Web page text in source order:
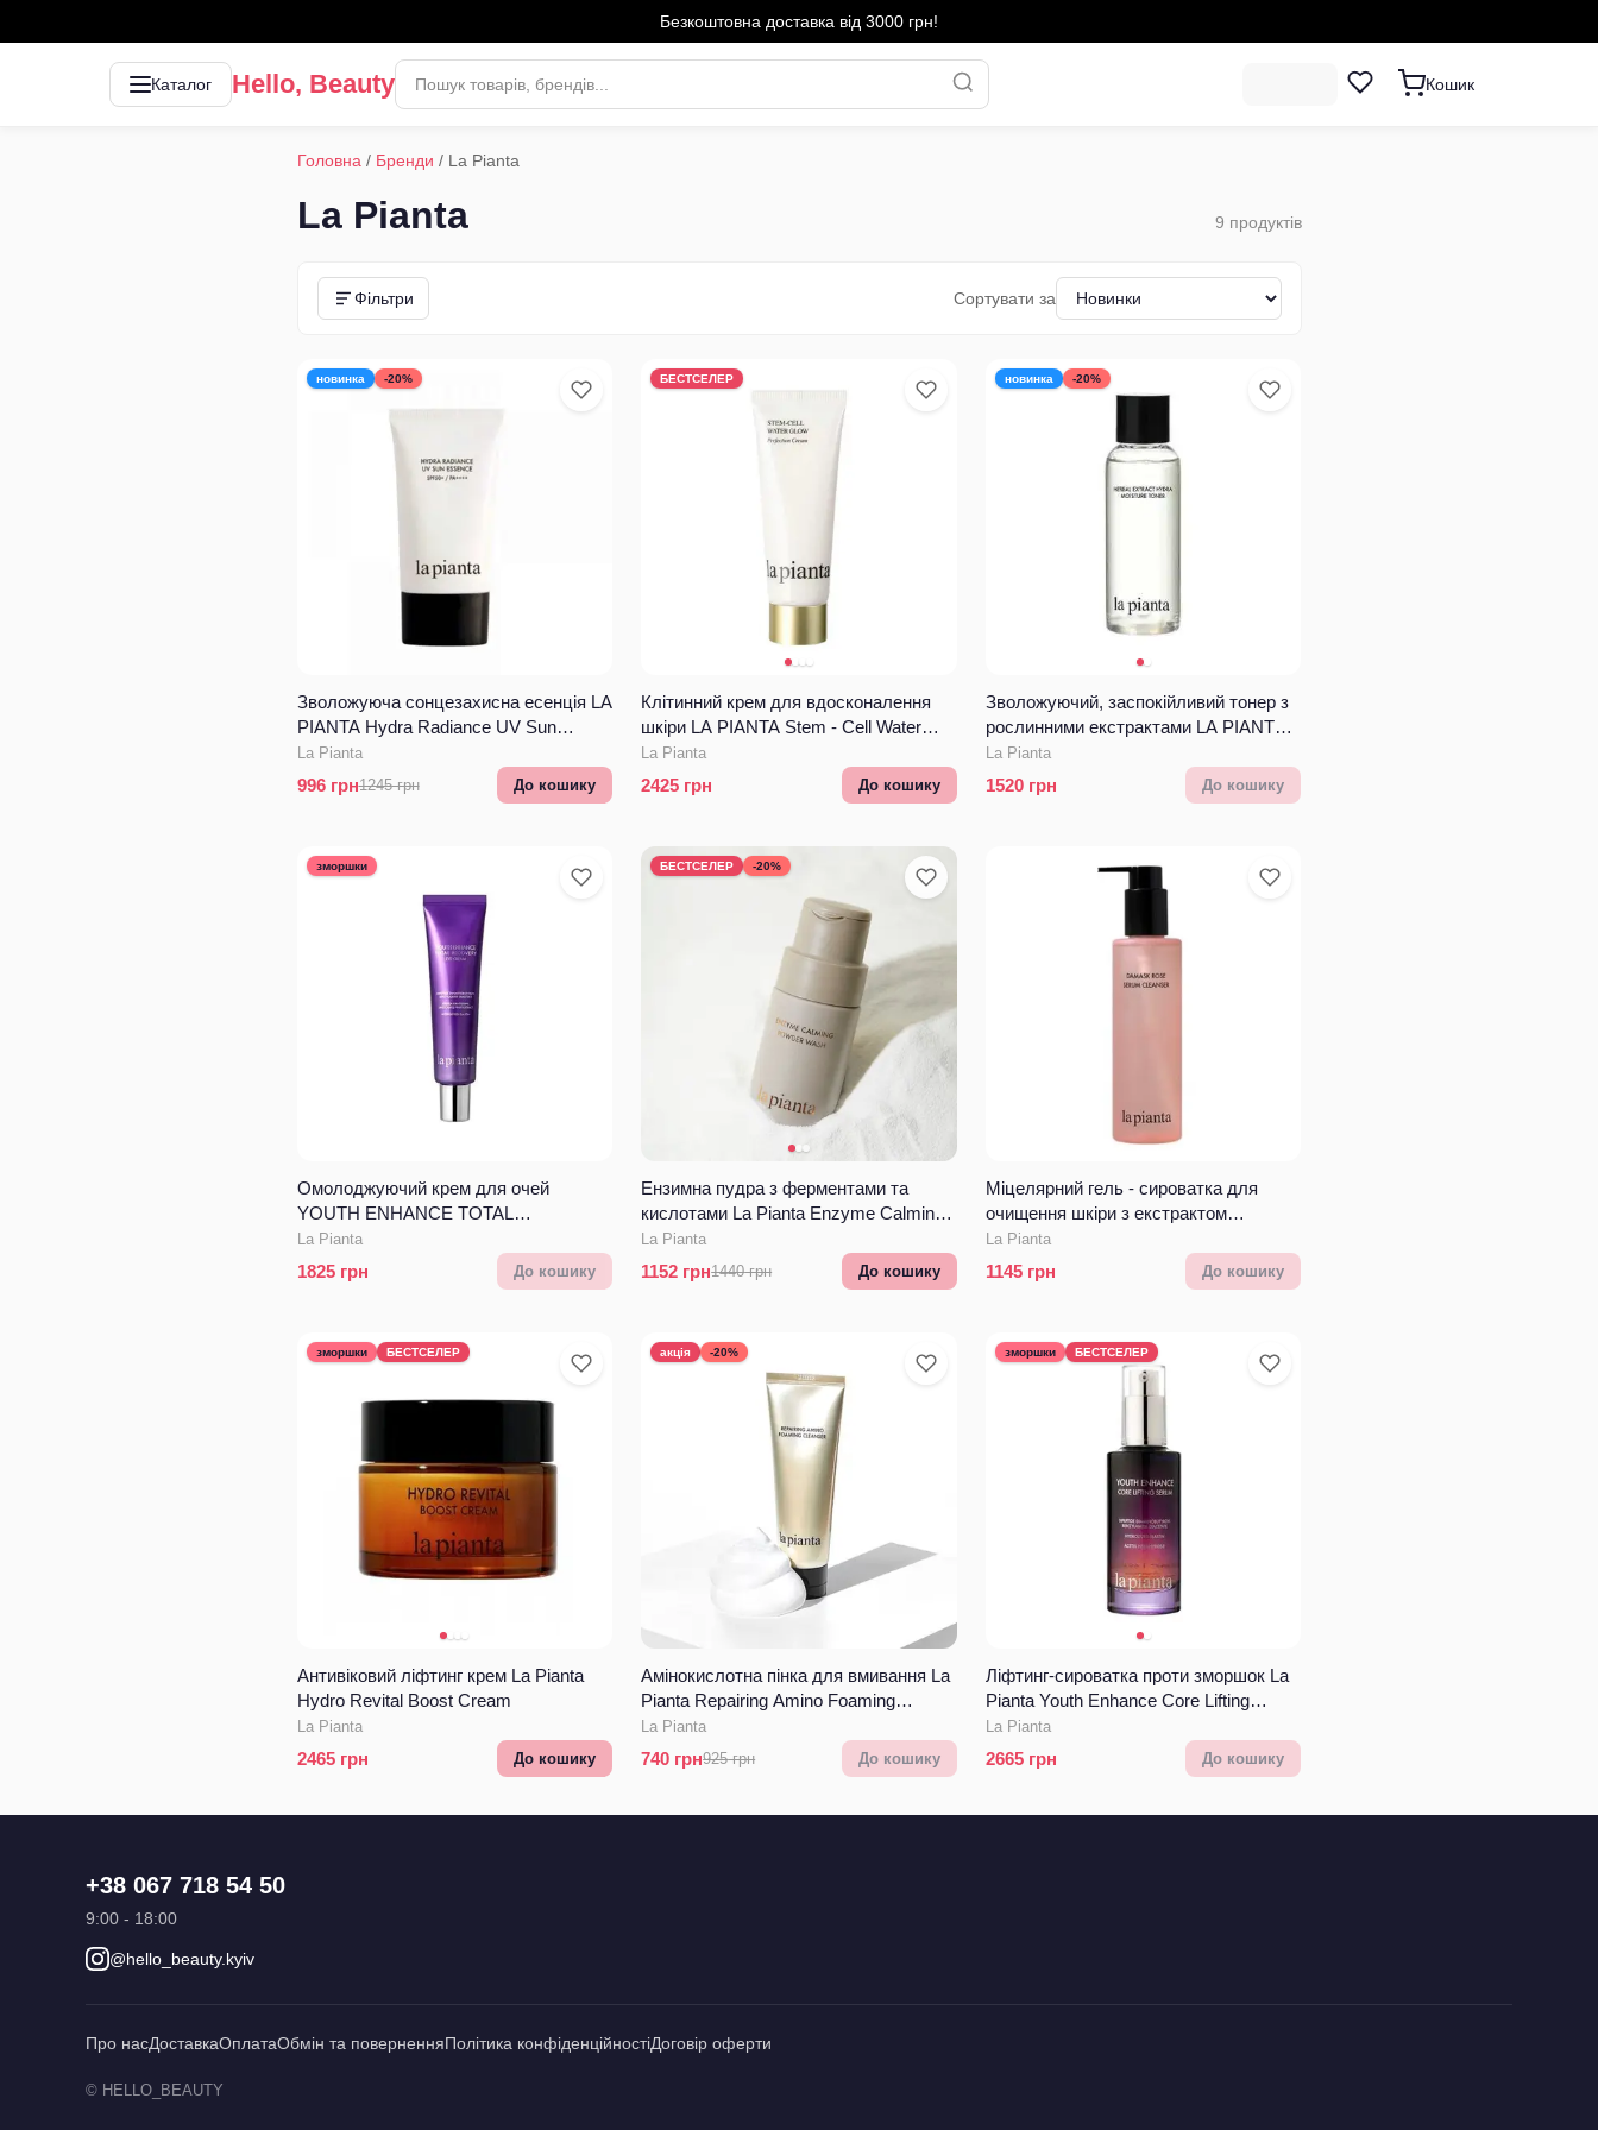
Безкоштовна доставка від 3000 грн!
Каталог Hello, Beauty Кошик
Головна / Бренди / La Pianta
La Pianta 9 продуктів
Фільтри Сортувати за
новинка -20%
Зволожуюча сонцезахисна есенція LA
PIANTA Hydra Radiance UV Sun
Essence
La Pianta
996грн1245грн До кошику
БЕСТСЕЛЕР
Клітинний крем для вдосконалення
шкіри LA PIANTA Stem - Cell Water
Glow Cream
La Pianta
2425 грн До кошику
новинка -20%
Зволожуючий, заспокійливий тонер з
рослинними екстрактами LA PIANTA
Herbal Extract Hydro Moisture Toner
La Pianta
1520грн До кошику
зморшки
Омолоджуючий крем для очей
YOUTH ENHANCE TOTAL
RECOVERY EYE CREAM
La Pianta
1825грн До кошику
БЕСТСЕЛЕР -20%
Ензимна пудра з ферментами та
кислотами La Pianta Enzyme Calming
Powder Wash
La Pianta
1152 грн1440грн До кошику
Міцелярний гель - сироватка для
очищення шкіри з екстрактом
дамаської троянди La Pianta Damask
Rose Serum Cleanser
La Pianta
1145грн До кошику
зморшки БЕСТСЕЛЕР
Антивіковий ліфтинг крем La Pianta
Hydro Revital Boost Cream
La Pianta
2465грн До кошику
акція -20%
Aмінокислотна пінка для вмивання La
Pianta Repairing Amino Foaming
Cleanser
La Pianta
740 грн925грн До кошику
зморшки БЕСТСЕЛЕР
Ліфтинг-сироватка проти зморшок La
Pianta Youth Enhance Core Lifting
Serum
La Pianta
2665грн До кошику
+38 067 718 54 50
9:00 - 18:00
@hello_beauty.kyiv
Про насДоставкаОплатаОбмін та поверненняПолітика конфіденційностіДоговір оферти
© HELLO_BEAUTY